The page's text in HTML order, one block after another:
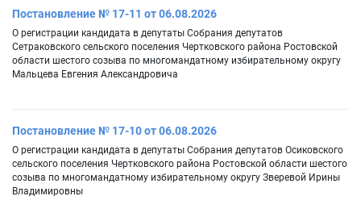
Постановление № 17-11 от 06.08.2026
О регистрации кандидата в депутаты Собрания депутатов
Сетраковского сельского поселения Чертковского района Ростовской
области шестого созыва по многомандатному избирательному округу
Мальцева Евгения Александровича
Постановление № 17-10 от 06.08.2026
О регистрации кандидата в депутаты Собрания депутатов Осиковского
сельского поселения Чертковского района Ростовской области шестого
созыва по многомандатному избирательному округу Зверевой Ирины
Владимировны